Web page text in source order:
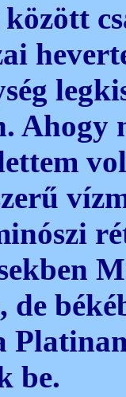
között
Ahogy
de
be.